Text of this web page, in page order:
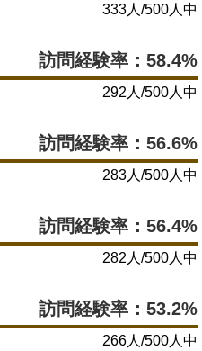
333人/500人中
訪問経験率：58.4%
292人/500人中
訪問経験率：56.6%
283人/500人中
訪問経験率：56.4%
282人/500人中
訪問経験率：53.2%
266人/500人中